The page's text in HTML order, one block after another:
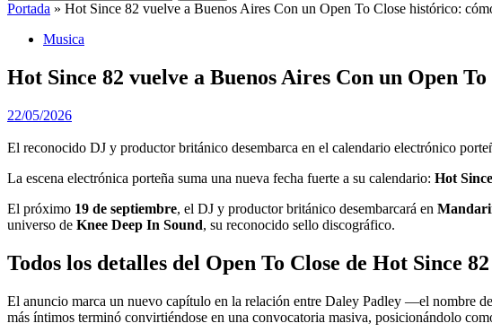
Portada » Hot Since 82 vuelve a Buenos Aires Con un Open To Close histórico:
Musica
Hot Since 82 vuelve a Buenos Aires Con un Open
22/05/2026
El reconocido DJ y productor británico desembarca en el calendario electrónico
La escena electrónica porteña suma una nueva fecha fuerte a su calendario: Hot
El próximo 19 de septiembre, el DJ y productor británico desembarcará en
universo de Knee Deep In Sound, su reconocido sello discográfico.
Todos los detalles del Open To Close de Hot Since
El anuncio marca un nuevo capítulo en la relación entre Daley Padley —el nombre
más íntimos terminó convirtiéndose en una convocatoria masiva, posicionándolo